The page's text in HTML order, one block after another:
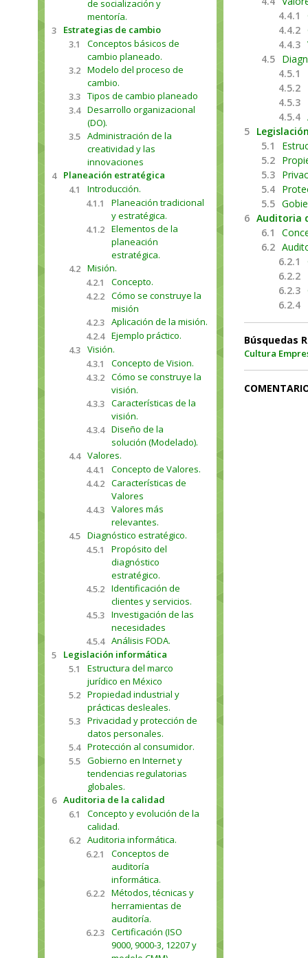
de socialización y
mentoría.
3
Estrategias de cambio
3.1
Conceptos básicos de
cambio planeado.
3.2 Modelo del proceso de
cambio.
3.3 Tipos de cambio planeado
3.4 Desarrollo organizacional
(DO).
3.5 Administración de la
creatividad y las
innovaciones
4
Planeación estratégica
4.1
Introducción.
4.1.1
Planeación tradicional
y estratégica.
4.1.2 Elementos de la
planeación
estratégica.
4.2 Misión.
4.2.1
Concepto.
4.2.2 Cómo se construye la
misión
4.2.3 Aplicación de la misión.
4.2.4 Ejemplo práctico.
4.3 Visión.
4.3.1
Concepto de Vision.
4.3.2 Cómo se construye la
visión.
4.3.3 Características de la
visión.
4.3.4 Diseño de la
solución (Modelado).
4.4 Valores.
4.4.1
Concepto de Valores.
4.4.2 Características de
Valores
4.4.3 Valores más
relevantes.
4.5 Diagnóstico estratégico.
4.5.1
Propósito del
diagnóstico
estratégico.
4.5.2 Identificación de
clientes y servicios.
4.5.3 Investigación de las
necesidades
4.5.4 Análisis FODA.
5
Legislación informática
5.1
Estructura del marco
jurídico en México
5.2 Propiedad industrial y
prácticas desleales.
5.3 Privacidad y protección de
datos personales.
5.4 Protección al consumidor.
5.5 Gobierno en Internet y
tendencias regulatorias
globales.
6 Auditoria de la calidad
6.1
Concepto y evolución de la
calidad.
6.2 Auditoria informática.
6.2.1
Conceptos de
auditoría
informática.
6.2.2 Métodos, técnicas y
herramientas de
auditoría.
6.2.3 Certificación (ISO
9000, 9000-3, 12207 y
4.4.1
4.4.2
4.4.3
4.5
4.5.1
4.5.2
4.5.3
4.5.4
5
5.1
5.2
5.3
5.4
5.5
6 Auditoria
6.1
6.2
6.2.1
6.2.2
6.2.3
6.2.4
Búsquedas
Cultura